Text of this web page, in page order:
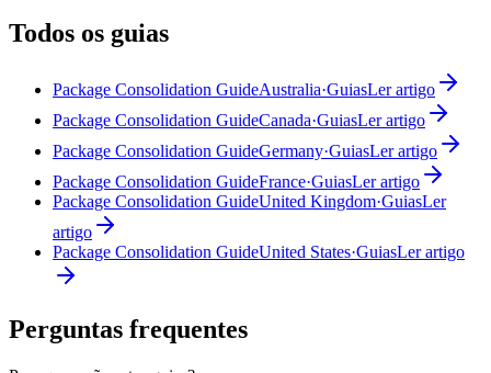
Todos os guias
Package Consolidation GuideAustralia·GuiasLer artigo
Package Consolidation GuideCanada·GuiasLer artigo
Package Consolidation GuideGermany·GuiasLer artigo
Package Consolidation GuideFrance·GuiasLer artigo
Package Consolidation GuideUnited Kingdom·GuiasLer
artigo
Package Consolidation GuideUnited States·GuiasLer artigo
Perguntas frequentes